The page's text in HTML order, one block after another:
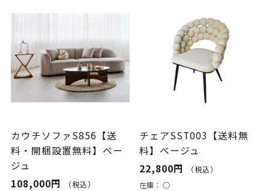
カウチソファS856【送
料・開梱設置無料】ベー
ジュ
108,000円
（税込）
チェアSST003【送料無
料】ベージュ
22,800円
（税込）
在庫：○